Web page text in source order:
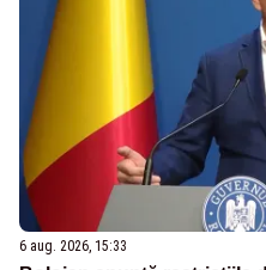
6 aug. 2026, 15:33